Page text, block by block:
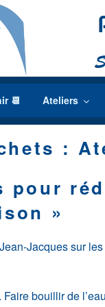
📆 Ateliers
:
pour
»
Jacques sur les
bouillir de